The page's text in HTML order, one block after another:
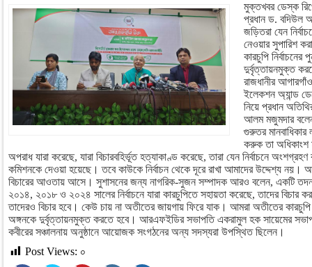
মুক্তখবর ডেস্ক
প্রধান ড. বদিউল
জড়িতরা যেন
নেওয়ার সুপারিশ
কারচুপি নির্বাচনের
দুর্বৃত্তায়নমুক্ত
রাজধানীর
ইলেকশন অ্যান্ড
নিয়ে প্রধান
আলম মজুমদার
গুরুতর
করুক তা অধিকাংশ
অপরাধ যারা করেছে, যারা বিচারবহির্ভূত হত্যাকাণ্ড করেছে, তারা যেন নির্বাচনে অংশগ্রহণ
কমিশনকে দেওয়া হয়েছে। তবে কাউকে নির্বাচন থেকে দূরে রাখা আমাদের উদ্দেশ্য নয়।
বিচারের আওতায় আসে। সুশাসনের জন্য নাগরিক-সুজন সম্পাদক আরও বলেন, একটি
২০১৪, ২০১৮ ও ২০২৪ সালের নির্বাচনে যারা কারচুপিতে সহায়তা করেছে, তাদের
তাদেরও বিচার হবে। কেউ চায় না অতীতের জায়গায় ফিরে যাক। আমরা অতীতের কারচুপি
অঙ্গনকে দুর্বৃত্তায়নমুক্ত করতে হবে। আরএফইডির সভাপতি একরামুল হক সায়েমের
কবীরের সঞ্চালনায় অনুষ্ঠানে আয়োজক সংগঠনের অন্য সদস্যরা উপস্থিত ছিলেন।
Post Views: ০